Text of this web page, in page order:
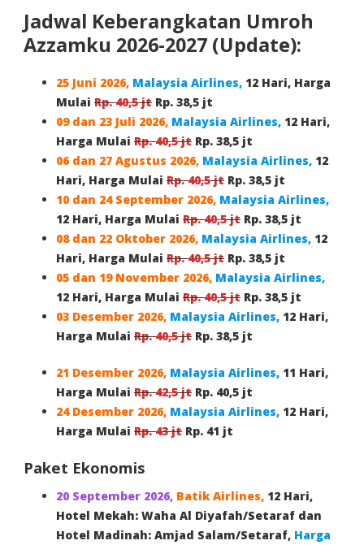
Jadwal Keberangkatan Umroh
Azzamku 2026-2027 (Update):
25 Juni 2026, Malaysia Airlines, 12 Hari, Harga
Mulai Rp.40,5jt Rp. 38,5 jt
09 dan 23 Juli 2026, Malaysia Airlines, 12 Hari,
Harga Mulai Rp.40,5jt Rp. 38,5 jt
06 dan 27 Agustus 2026, Malaysia Airlines, 12
Hari, Harga Mulai Rp.40,5jt Rp. 38,5 jt
10 dan 24 September 2026, Malaysia Airlines,
12 Hari, Harga Mulai Rp.40,5jt Rp. 38,5 jt
08 dan 22 Oktober 2026, Malaysia Airlines, 12
Hari, Harga Mulai Rp.40,5jt Rp. 38,5 jt
05 dan 19 November 2026, Malaysia Airlines,
12 Hari, Harga Mulai Rp.40,5jt Rp. 38,5 jt
03 Desember 2026, Malaysia Airlines, 12 Hari,
Harga Mulai Rp.40,5jt Rp. 38,5 jt
21 Desember 2026, Malaysia Airlines, 11 Hari,
Harga Mulai Rp.42,5jt Rp. 40,5 jt
24 Desember 2026, Malaysia Airlines, 12 Hari,
Harga Mulai Rp.43 jt Rp. 41 jt
Paket Ekonomis
20 September 2026, Batik Airlines, 12 Hari,
Hotel Mekah: Waha Al Diyafah/Setaraf dan
Hotel Madinah: Amjad Salam/Setaraf, Harga